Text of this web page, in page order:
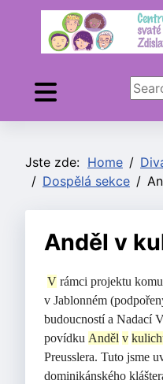
Jste zde: Home
Dospělá sekce
Anděl v
V rámci projektu
v Jablonném
budoucností a Nadací
povídku Anděl v
Preusslera. Tuto jsme
dominikánského